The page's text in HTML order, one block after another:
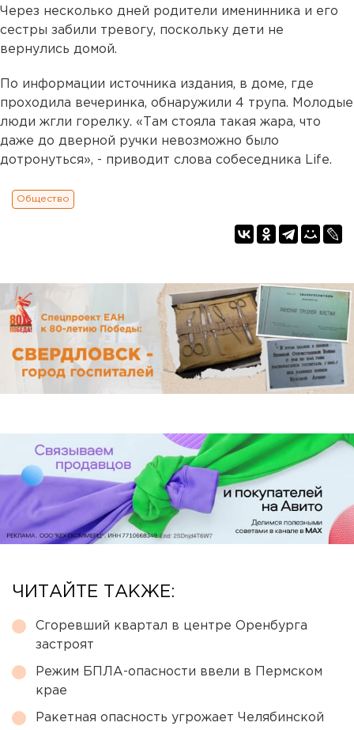
Через несколько дней родители именинника и его
сестры забили тревогу, поскольку дети не
вернулись домой.
По информации источника издания, в доме, где
проходила вечеринка, обнаружили 4 трупа. Молодые
люди жгли горелку. «Там стояла такая жара, что
даже до дверной ручки невозможно было
дотронуться», - приводит слова собеседника Life.
Общество
ЧИТАЙТЕ ТАКЖЕ:
Сгоревший квартал в центре Оренбурга
застроят
Режим БПЛА-опасности ввели в Пермском
крае
Ракетная опасность угрожает Челябинской